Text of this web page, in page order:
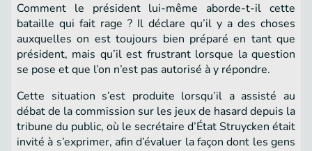
Comment le président lui-même aborde-t-il cette
bataille qui fait rage ? Il déclare qu’il y a des choses
auxquelles on est toujours bien préparé en tant que
président, mais qu’il est frustrant lorsque la question
se pose et que l’on n’est pas autorisé à y répondre.
Cette situation s’est produite lorsqu’il a assisté au
débat de la commission sur les jeux de hasard depuis la
tribune du public, où le secrétaire d’État Struycken était
invité à s’exprimer, afin d’évaluer la façon dont les gens